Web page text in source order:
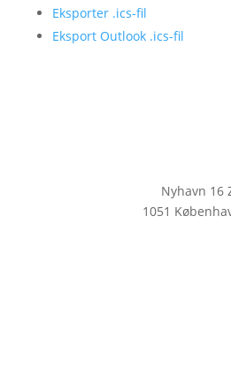
Eksporter .ics-fil
Eksport Outlook .ics-fil
Nyhavn 16
1051